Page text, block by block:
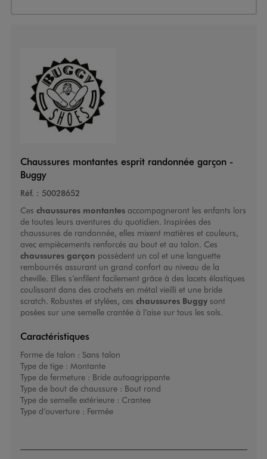
Chaussures montantes esprit randonnée garçon -
Buggy
Réf. : 50028652
Ces chaussures montantesaccompagneront les enfants lors
de toutes leurs aventures du quotidien. Inspirées des
chaussures de randonnée, elles mixent matières et couleurs,
avec empiècements renforcés au bout et au talon. Ces
chaussures garçon possèdent un col et une languette
rembourrés assurant un grand confort au niveau de la
cheville. Elles s’enfilent facilement grâce à des lacets élastiques
coulissant dans des crochets en métal vieilli et une bride
scratch. Robustes et stylées, ces chaussures Buggysont
posées sur une semelle crantée à l’aise sur tous les sols.
Caractéristiques
Forme de talon : Sans talon
Type de tige : Montante
Type de fermeture : Bride autoagrippante
Type de bout de chaussure : Bout rond
Type de semelle extérieure : Crantee
Type d’ouverture : Fermée